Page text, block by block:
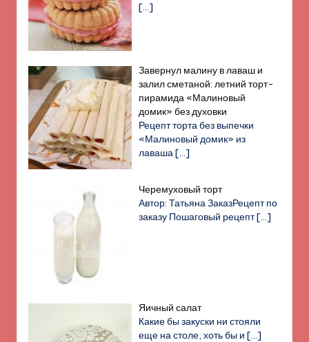
[…]
Завернул малину в лаваш и
залил сметаной: летний торт-
пирамида «Малиновый
домик» без духовки
Рецепт торта без выпечки
«Малиновый домик» из
лаваша[…]
Черемуховый торт
Автор: Татьяна ЗаказРецепт по
заказу Пошаговый рецепт[…]
Яичный салат
Какие бы закуски ни стояли
еще на столе, хоть бы и[…]